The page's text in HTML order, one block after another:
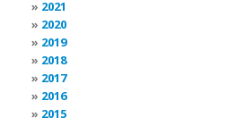
2021
2020
2019
2018
2017
2016
2015